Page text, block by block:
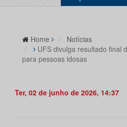
Home
Notícias
UFS divulga resultado final
para pessoas idosas
Ter, 02 de junho de 2026, 14:37